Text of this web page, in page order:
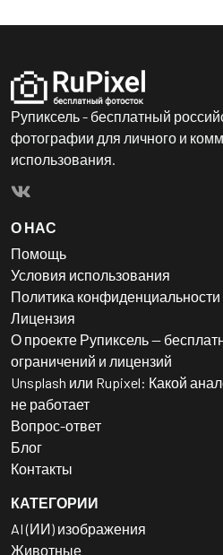
Рупиксель - бесплатный
фотографии для личного и
использования.
О НАС
Помощь
Условия использования
Политика конфиденциальности
Лицензия
О проекте Рупиксель —
ограничений и лицензий
Unsplash или Rupixel: Какой
не работает
Вопрос-ответ
Блог
Контакты
КАТЕГОРИИ
AI (ИИ) изображения
Животные